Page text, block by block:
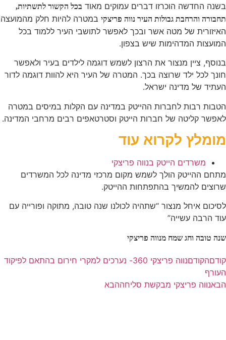
בשנה החדשה הוכרזו דברים עמוקים מאוד בכל הקשור לתשתיות,
תחבורה והרחבת גבולות העיר נווה פריצקי במטרה להיות חלק מהמועצה
האיזורית של מטה אשר ובכך לאפשר לתושבי העיר ללמוד בכל
המועצות המדהימות שיש בצפון.
בנוסף, ציין מנצור את הרצון לשמש דוגמה לילדים בעיר ולאפשר
חונך לכל ילד שרוצה בכך. המטרה של העיר היא להוות דוגמה לדור
העתיד של מדינה ישראל.
הטבות רבות לחברות ההייטק במדינה עם הקלות במיסים במטרה
לאפשר קליטה של חברות הייטק וסטרטאפים רבים מרחבי המדינה.
מומלץ לקרוא עוד
משרדים הייטק בנווה פריצקי
מתחם ההייטק הולך לשמש מקום מרכזי מדינה לכל המשרדים
שרוצים להמשיך בהתפתחות ההייטק.
לסיכום איחל מנצור “שתהיה לכולנו שנה טובה, מתוקה ופורייה עם
עוד הרבה עשייה”
שנה טובה וחג שמח מנווה פריצקי
קודםהקודם
נווה פריצקי 360- נערכים למקרי חירום בהתאם לפיקוד
העורף
הבאנווה פריצקי מבקשת סליחההבא